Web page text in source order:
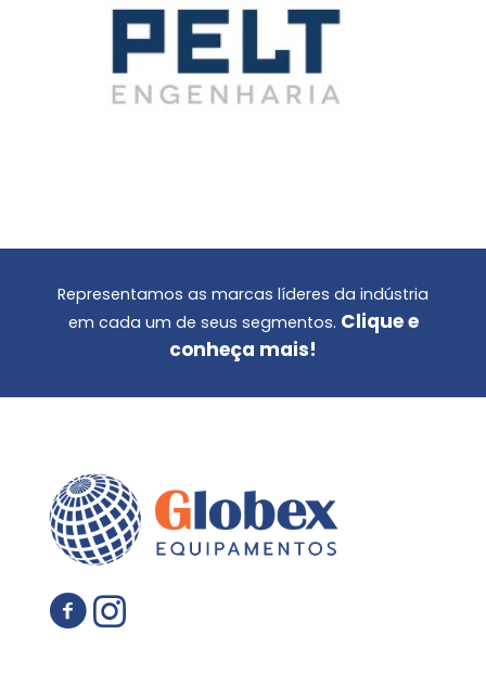
Representamos as marcas líderes da indústria
em cada um de seus segmentos. Clique e
conheça mais!